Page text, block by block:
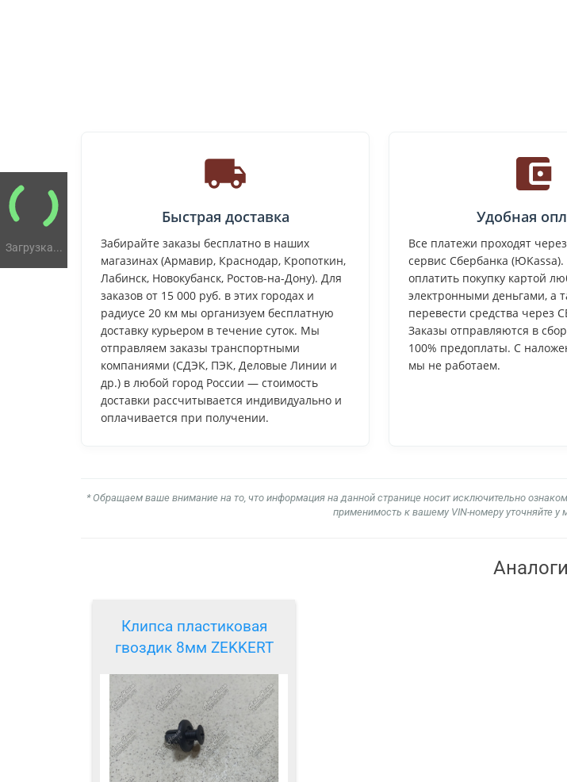
Загрузка...
Быстрая доставка
Забирайте заказы бесплатно в наших
магазинах (Армавир, Краснодар, Кропоткин,
Лабинск, Новокубанск, Ростов-на-Дону). Для
заказов от 15 000 руб. в этих городах и
радиусе 20 км мы организуем бесплатную
доставку курьером в течение суток. Мы
отправляем заказы транспортными
компаниями (СДЭК, ПЭК, Деловые Линии и
др.) в любой город России — стоимость
доставки рассчитывается индивидуально и
оплачивается при получении.
Удобная
Все платежи проходят
сервис Сбербанка
оплатить покупку картой
электронными деньгами, а
перевести средства через
Заказы отправляются в
100% предоплаты. С
мы не работаем.
* Обращаем ваше внимание на то, что информация на данной странице носит исключительно
применимость к вашему VIN-номеру уточняйте
Клипса пластиковая
гвоздик 8мм ZEKKERT